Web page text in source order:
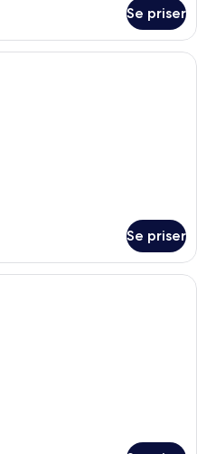
Se priser
Et hotelværelse med en seng, et
Se priser
Et hotelværelse med to senge, et